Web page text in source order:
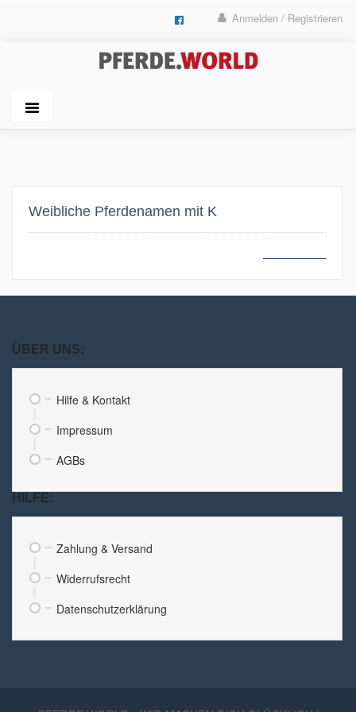
Anmelden / Registrieren
Weibliche Pferdenamen mit K
ÜBER UNS:
Hilfe & Kontakt
Impressum
AGBs
HILFE:
Zahlung & Versand
Widerrufsrecht
Datenschutzerklärung